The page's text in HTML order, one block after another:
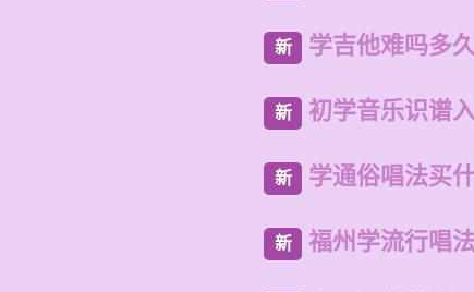
新 学吉他难吗多
新 初学音乐识谱
新 学通俗唱法买
新 福州学流行唱